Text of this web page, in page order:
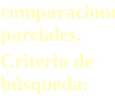
parciales.
Criterio de
búsqueda: